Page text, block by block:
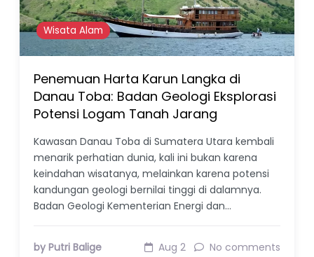
Wisata Alam
Penemuan Harta Karun Langka di
Danau Toba: Badan Geologi Eksplorasi
Potensi Logam Tanah Jarang
Kawasan Danau Toba di Sumatera Utara kembali
menarik perhatian dunia, kali ini bukan karena
keindahan wisatanya, melainkan karena potensi
kandungan geologi bernilai tinggi di dalamnya.
Badan Geologi Kementerian Energi dan…
by Putri Balige Aug 2 No comments